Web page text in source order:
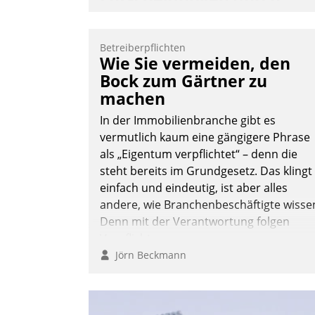
AktivBo und Datatrain kooperieren –
Immobilienunternehmen profitieren: Die
nahtlose Integration der Lösungen von
AktivBo und Datatrain ermöglicht
automatisiert ausgelöste, zielgerichtete
Mieterbefragungen – eine starke
Grundlage für intelligente, datengestützte
Entscheidungen.
Betreiberpflichten
Wie Sie vermeiden, den
Bock zum Gärtner zu
machen
In der Immobilienbranche gibt es
vermutlich kaum eine gängigere Phrase
als „Eigentum verpflichtet“ – denn die
steht bereits im Grundgesetz. Das klingt
einfach und eindeutig, ist aber alles
andere, wie Branchenbeschäftigte
Denn mit der Verantwortung folgen
Jörn Beckmann